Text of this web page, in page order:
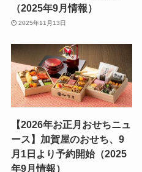
（2025年9月情報）
2025年11月13日
【2026年お正月おせちニュ
ース】加賀屋のおせち、9
月1日より予約開始（2025
年9月情報）